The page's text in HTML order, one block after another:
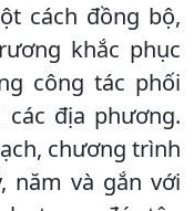
cách đồng bộ,
khắc phục
công tác phối
địa phương.
chương trình
năm và gắn với